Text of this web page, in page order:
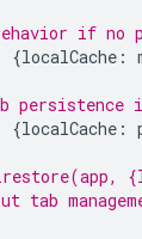
if no
{localCache :
persistence
{localCache :
tab